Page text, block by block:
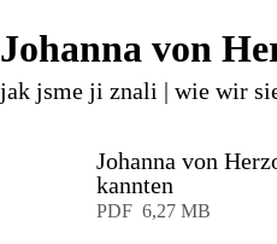
Johanna von
jak jsme ji znali | wie wir
Johanna von
kannten
PDF 6,27 MB